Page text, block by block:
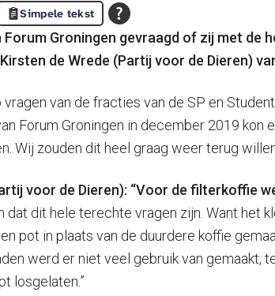
Simpele tekst
Groningen gevraagd of zij met
de Wrede (Partij voor de Dieren)
van de fracties van de SP en
Forum Groningen in december 2019
Wij zouden dit heel graag weer terug
voor de Dieren): “Voor de filterkoffie
dat dit hele terechte vragen zijn. Want
pot in plaats van de duurdere koffie
werd er niet veel gebruik van
losgelaten.”